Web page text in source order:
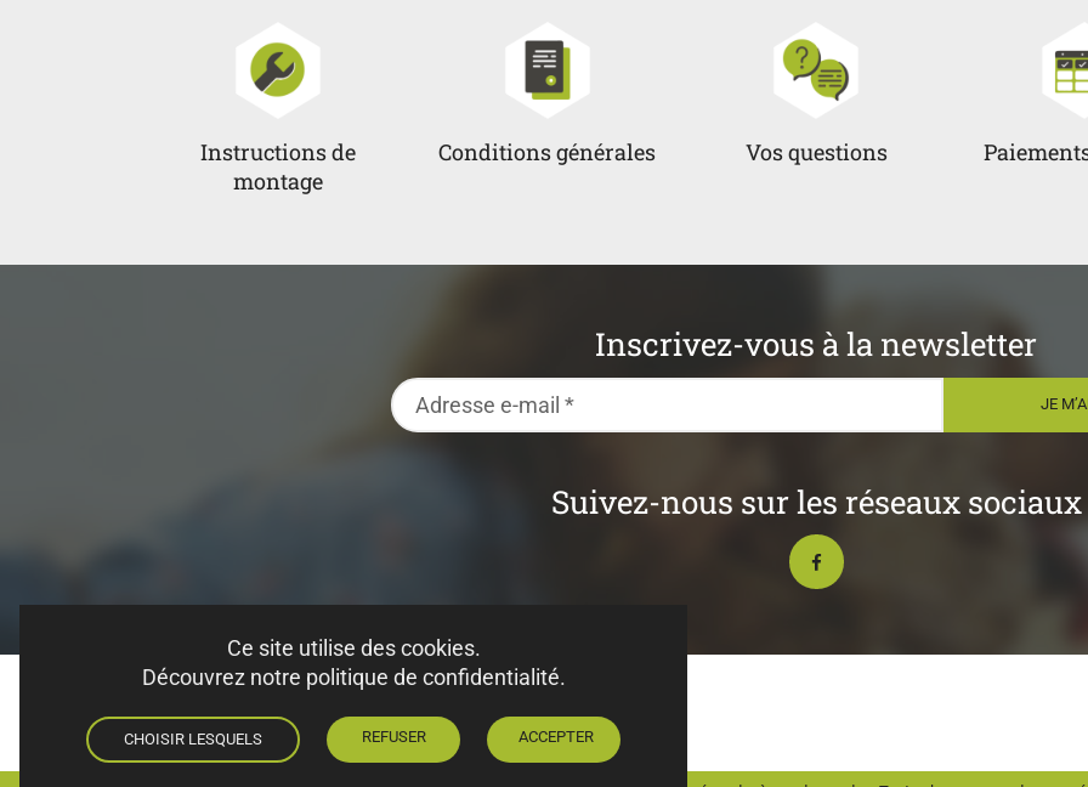
Instructions de
montage
Conditions générales Vos questions
Inscrivez-vous à la newsletter
Suivez-nous sur les réseaux sociaux
Ce site utilise des cookies.
Découvrez notre politique de confidentialité.
CHOISIR LESQUELS REFUSER ACCEPTER
© 2026 Chenil en kit - Tous droits réservés.